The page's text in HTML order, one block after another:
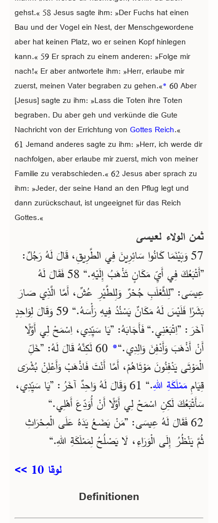
gehst.« 58 Jesus sagte ihm: »Der Fuchs hat einen
Bau und der Vogel ein Nest, der Menschgewordene
aber hat keinen Platz, wo er seinen Kopf hinlegen
kann.« 59 Er sprach zu einem anderen: »Folge mir
nach!« Er aber antwortete ihm: »Herr, erlaube mir
zuerst, meinen Vater begraben zu gehen.«* 60 Aber
[Jesus] sagte zu ihm: »Lass die Toten ihre Toten
begraben. Du aber geh und verkünde die Gute
Nachricht von der Errichtung von Gottes Reich.«
61 Jemand anderes sagte zu ihm: »Herr, ich werde dir
nachfolgen, aber erlaube mir zuerst, mich von meiner
Familie zu verabschieden.« 62 Jesus aber sprach zu
ihm: »Jeder, der seine Hand an den Pflug legt und
dann zurückschaut, ist ungeeignet für das Reich
Gottes.«
ثمن الولاء لعيسى
57 وَبَيْنَمَا كَانُوا سَائِرِينَ فِي الطَّرِيقِ، قَالَ لَهُ رَجُلٌ:
”أَتْبَعُكَ فِي أَيِّ مَكَانٍ تَذْهَبُ إِلَيْهِ.“ 58 فَقَالَ لَهُ
عِيسَى: ”لِلثَّعْلَبِ جُحْرٌ وَلِلطَّيْرِ عُشٌ، أَمَّا الَّذِي صَارَ
بَشَرًا فَلَيْسَ لَهُ مَكَانٌ يَسْنُدُ فِيهِ رَأْسَهُ.“ 59 وَقَالَ لِوَاحِدٍ
آخَرَ: ”اِتْبَعْنِي.“ فَأَجَابَهُ: ”يَا سَيِّدِي، اِسْمَحْ لِي أَوَّلًا
أَنْ أَذْهَبَ وَأَدْفِنَ وَالِدِي.“*
60 لَكِنَّهُ قَالَ لَهُ: ”خَلِّ
الْمَوْتَى يَدْفِنُونَ مَوْتَاهُمْ، أَمَّا أَنْتَ فَاذْهَبْ وَأَعْلِنْ بُشْرَى
قِيَامِمَمْلَكَةِ اللهِ
.“ 61 وَقَالَ لَهُ وَاحِدٌ آخَرُ: ”يَا سَيِّدِي،
سَأَتْبَعُكَ لَكِنِ اسْمَحْ لِي أَوَّلًا أَنْ أُوَدِّعَ أَهْلِي.“
62 فَقَالَ لَهُ عِيسَى: ”مَنْ يَضَعُ يَدَهُ عَلَى الْمِحْرَاثِ
ثُمَّ يَنْظُرُ إِلَى الْوَرَاءِ، لَا يَصْلُحُ لِمَمْلَكَةِ اللهِ.“
لوقا 10 >>
Definitionen